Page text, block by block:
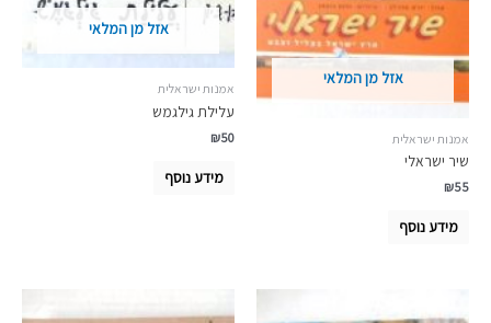
אזל מן המלאי
אמנות ישראלית
שיר ישראלי
₪55
מידע נוסף
אזל מן המלאי
אמנות ישראלית
עלילת גילגמש
₪50
מידע נוסף